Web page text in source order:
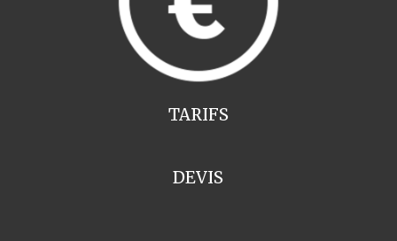
TARIFS
DEVIS